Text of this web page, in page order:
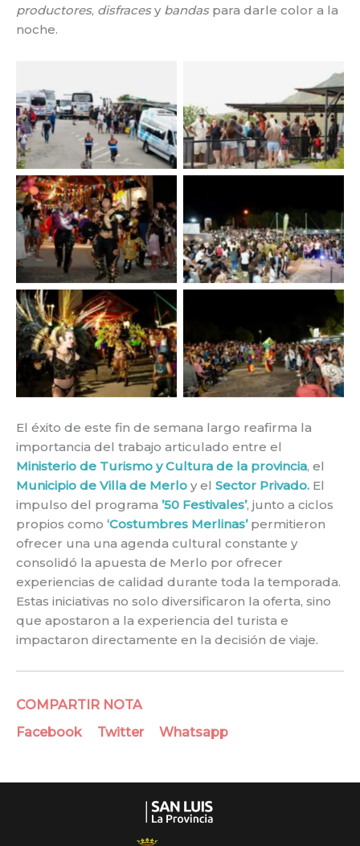
productores, disfracesy bandas para darle color a la
noche.
No Caption No Caption
No Caption No Caption
No Caption No Caption
El éxito de este fin de semana largo reafirma la
importancia del trabajo articulado entre el
Ministerio de Turismo y Cultura de la provincia, el
Municipio de Villa de Merlo y el Sector Privado. El
impulso del programa ’50 Festivales’, junto a ciclos
propios como ‘Costumbres Merlinas’permitieron
ofrecer una una agenda cultural constante y
consolidó la apuesta de Merlo por ofrecer
experiencias de calidad durante toda la temporada.
Estas iniciativas no solo diversificaron la oferta, sino
que apostaron a la experiencia del turista e
impactaron directamente en la decisión de viaje.
COMPARTIR NOTA
Facebook
Twitter Whatsapp